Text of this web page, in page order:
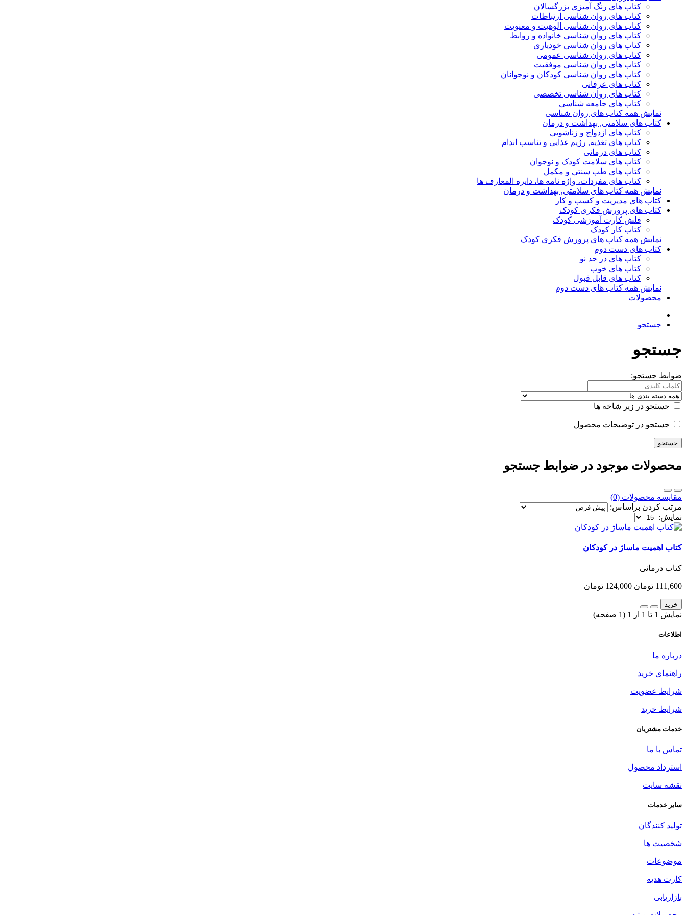
کتاب های رنگ آمیزی بزرگسالان
کتاب های روان شناسی ارتباطات
کتاب های روان شناسی الوهیت و معنویت
کتاب های روان شناسی خانواده و روابط
کتاب های روان شناسی خودیاری
کتاب های روان شناسی عمومی
کتاب های روان شناسی موفقیت
کتاب های روان شناسی کودکان و نوجوانان
کتاب های عرفانی
کتاب های روان شناسی تخصصی
کتاب های جامعه شناسی
نمایش همه کتاب های روان شناسی
کتاب های سلامتی, بهداشت و درمان
کتاب های ازدواج و زناشویی
کتاب های تغذیه, رژیم غذایی و تناسب اندام
کتاب های درمانی
کتاب های سلامت کودک و نوجوان
کتاب های طب سنتی و مکمل
کتاب های مفردات، واژه نامه ها، دایره المعارف ها
نمایش همه کتاب های سلامتی, بهداشت و درمان
کتاب های مدیریت و کسب و کار
کتاب های پرورش فکری کودک
فلش کارت آموزشی کودک
کتاب کار کودک
نمایش همه کتاب های پرورش فکری کودک
کتاب های دست دوم
کتاب های در حد نو
کتاب های خوب
کتاب های قابل قبول
نمایش همه کتاب های دست دوم
محصولات
جستجو
جستجو
ضوابط جستجو:
جستجو در زیر شاخه ها
جستجو در توضیحات محصول
محصولات موجود در ضوابط جستجو
مقایسه محصولات (0)
مرتب کردن براساس:
نمایش:
کتاب اهمیت ماساژ در کودکان
کتاب درمانی
111,600 تومان 124,000 تومان
خرید
نمایش 1 تا 1 از 1 (1 صفحه)
اطلاعات
درباره ما
راهنمای خرید
شرایط عضویت
شرایط خرید
خدمات مشتریان
تماس با ما
استرداد محصول
نقشه سایت
سایر خدمات
تولید کنندگان
شخصیت ها
موضوعات
کارت هدیه
بازاریابی